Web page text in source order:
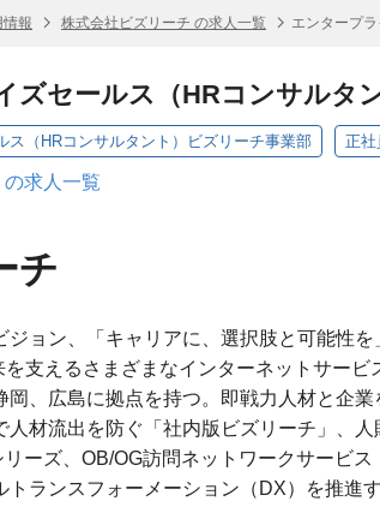
報 株式会社ビズリーチ の求人一覧 エンタープ
ズセールス（HRコンサルタ
ス（HRコンサルタント）ビズリーチ事業部 正社
求人一覧
チ
ジョン、「キャリアに、選択肢と可能性
支えるさまざまなインターネットサービ
、広島に拠点を持つ。即戦力人材と企業
材流出を防ぐ「社内版ビズリーチ」、人
ーズ、OB/OG訪問ネットワークサービス
ランスフォーメーション（DX）を推進